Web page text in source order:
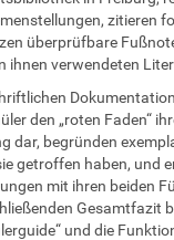
zitieren
überprüfbare
ihnen verwendeten
den „roten Faden“
dar, begründen
getroffen haben, und
mit ihren beiden
Gesamtfazit
und die